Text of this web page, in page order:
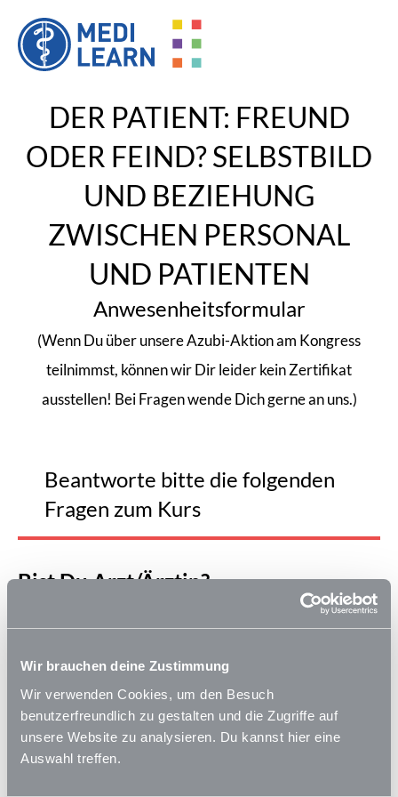
Wir brauchen deine Zustimmung
Wir verwenden Cookies, um den Besuch
benutzerfreundlich zu gestalten und die Zugriffe auf
unsere Website zu analysieren. Du kannst hier eine
Auswahl treffen.
DER PATIENT: FREUND
ODER FEIND? SELBSTBILD
UND BEZIEHUNG
ZWISCHEN PERSONAL
UND PATIENTEN
Anwesenheitsformular
(Wenn Du über unsere Azubi-Aktion am Kongress
teilnimmst, können wir Dir leider kein Zertifikat
ausstellen! Bei Fragen wende Dich gerne an uns.)
Beantworte bitte die folgenden
Fragen zum Kurs
Bist Du Arzt/Ärztin?
Nein
Deine E-Mail Adresse
Hiermit beantrage ich den Versand des Zertifikats per